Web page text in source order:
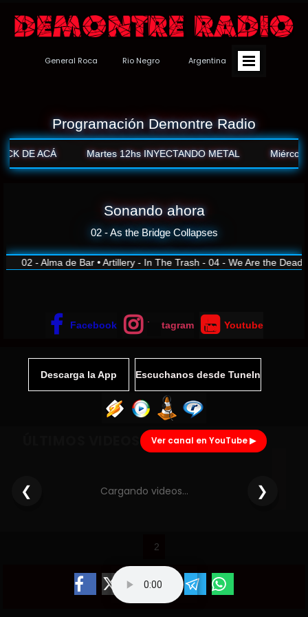
General Roca Rio Negro Argentina
Programación Demontre Radio
DE ACÁ Martes 12hs INYECTANDO METAL Miércoles
Sonando ahora
02 - As the Bridge Collapses
02 - Alma de Bar • Artillery - In The Trash - 04 - We Are the Dead
 Facebook  Instagram  Youtube
Descarga la App Escuchanos desde TuneIn
Ver canal en YouTube ▶
Cargando videos…
❮ ❯
2